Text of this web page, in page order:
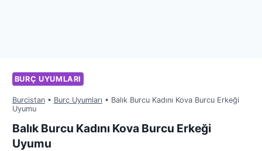
BURÇ UYUMLARI
Burcistan• Burç Uyumları • Balık Burcu Kadını Kova Burcu Erkeği
Uyumu
Balık Burcu Kadını Kova Burcu Erkeği
Uyumu